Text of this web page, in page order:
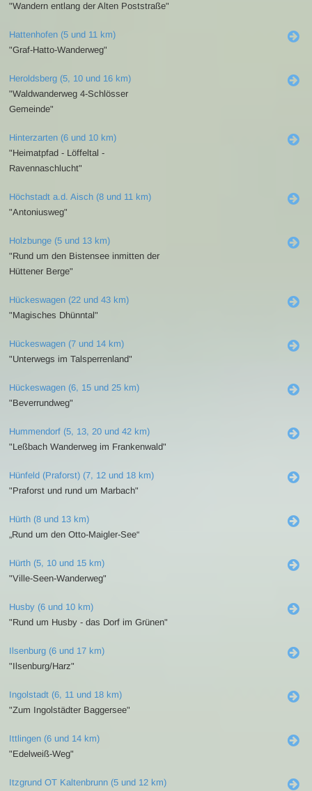
"Wandern entlang der Alten Poststraße"
Hattenhofen (5 und 11 km)
"Graf-Hatto-Wanderweg"
Heroldsberg (5, 10 und 16 km)
"Waldwanderweg 4-Schlösser
Gemeinde"
Hinterzarten (6 und 10 km)
"Heimatpfad - Löffeltal -
Ravennaschlucht"
Höchstadt a.d. Aisch (8 und 11 km)
"Antoniusweg"
Holzbunge (5 und 13 km)
"Rund um den Bistensee inmitten der
Hüttener Berge"
Hückeswagen (22 und 43 km)
"Magisches Dhünntal"
Hückeswagen (7 und 14 km)
"Unterwegs im Talsperrenland"
Hückeswagen (6, 15 und 25 km)
"Beverrundweg"
Hummendorf (5, 13, 20 und 42 km)
"Leßbach Wanderweg im Frankenwald"
Hünfeld (Praforst) (7, 12 und 18 km)
"Praforst und rund um Marbach"
Hürth (8 und 13 km)
„Rund um den Otto-Maigler-See“
Hürth (5, 10 und 15 km)
"Ville-Seen-Wanderweg"
Husby (6 und 10 km)
"Rund um Husby - das Dorf im Grünen"
Ilsenburg (6 und 17 km)
"Ilsenburg/Harz"
Ingolstadt (6, 11 und 18 km)
"Zum Ingolstädter Baggersee"
Ittlingen (6 und 14 km)
"Edelweiß-Weg"
Itzgrund OT Kaltenbrunn (5 und 12 km)